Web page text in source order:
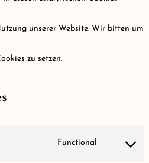
unserer Website. Wir bitten um
zu setzen.
Functional